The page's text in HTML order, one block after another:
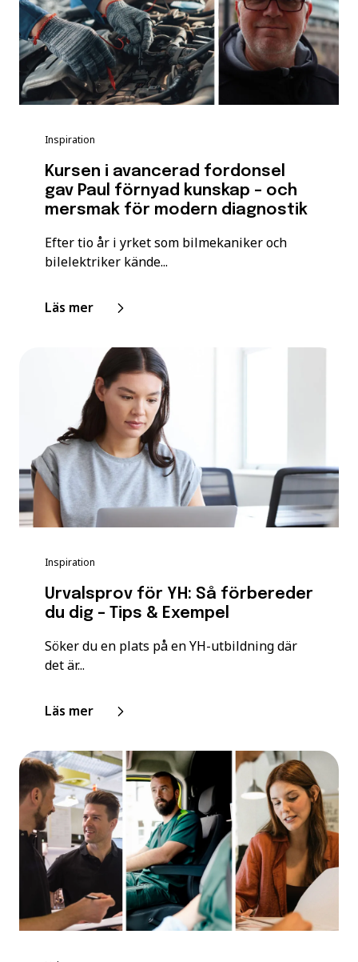
Inspiration
Kursen i avancerad fordonsel
gav Paul förnyad kunskap – och
mersmak för modern diagnostik
Efter tio år i yrket som bilmekaniker och
bilelektriker kände...
Läs mer
Inspiration
Urvalsprov för YH: Så förbereder
du dig – Tips & Exempel
Söker du en plats på en YH-utbildning där
det är...
Läs mer